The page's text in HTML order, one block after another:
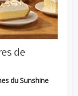
de
du Sunshine